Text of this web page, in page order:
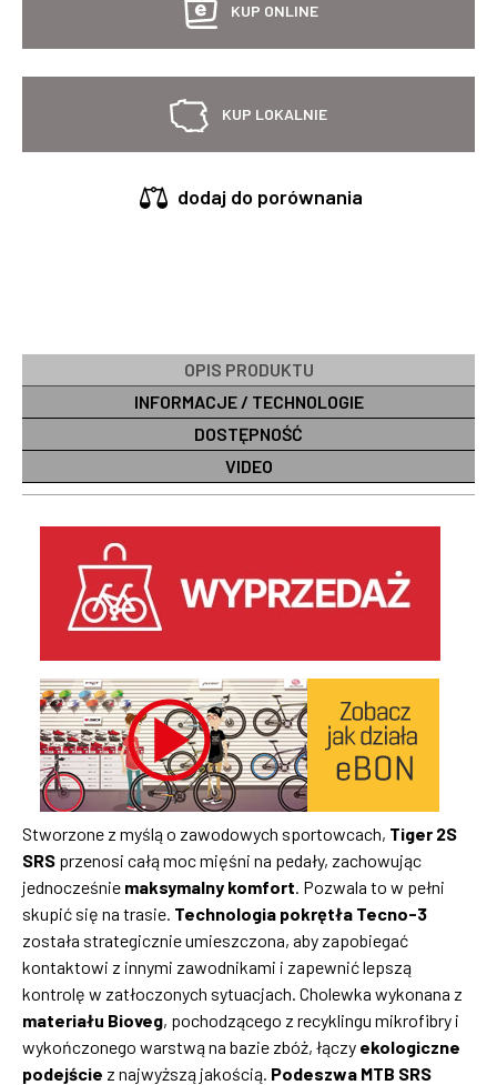
KUP ONLINE
KUP LOKALNIE
dodaj do porównania
OPIS PRODUKTU
INFORMACJE / TECHNOLOGIE
DOSTĘPNOŚĆ
VIDEO
Stworzone z myślą o zawodowych sportowcach, Tiger 2S
SRS przenosi całą moc mięśni na pedały, zachowując
jednocześnie maksymalny komfort. Pozwala to w pełni
skupić się na trasie. Technologia pokrętła Tecno-3
została strategicznie umieszczona, aby zapobiegać
kontaktowi z innymi zawodnikami i zapewnić lepszą
kontrolę w zatłoczonych sytuacjach. Cholewka wykonana z
materiału Bioveg, pochodzącego z recyklingu mikrofibry i
wykończonego warstwą na bazie zbóż, łączy ekologiczne
podejście z najwyższą jakością. Podeszwa MTB SRS